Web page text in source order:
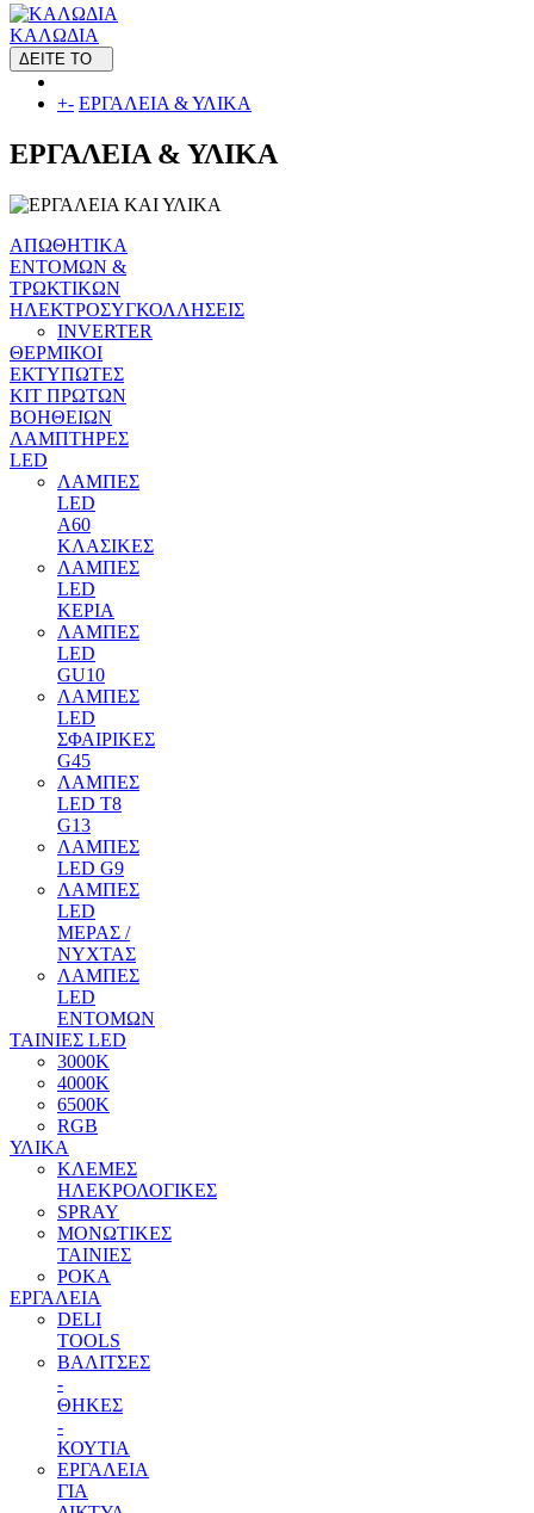
ΚΑΛΩΔΙΑ
ΔΕΙΤΕ ΤΟ
+- ΕΡΓΑΛΕΙΑ & ΥΛΙΚΑ
ΕΡΓΑΛΕΙΑ & ΥΛΙΚΑ
ΑΠΩΘΗΤΙΚΑ
ΕΝΤΟΜΩΝ &
ΤΡΩΚΤΙΚΩΝ
ΗΛΕΚΤΡΟΣΥΓΚΟΛΛΗΣΕΙΣ
INVERTER
ΘΕΡΜΙΚΟΙ
ΕΚΤΥΠΩΤΕΣ
ΚΙΤ ΠΡΩΤΩΝ
ΒΟΗΘΕΙΩΝ
ΛΑΜΠΤΗΡΕΣ
LED
ΛΑΜΠΕΣ
LED
Α60
ΚΛΑΣΙΚΕΣ
ΛΑΜΠΕΣ
LED
ΚΕΡΙΑ
ΛΑΜΠΕΣ
LED
GU10
ΛΑΜΠΕΣ
LED
ΣΦΑΙΡΙΚΕΣ
G45
ΛΑΜΠΕΣ
LED T8
G13
ΛΑΜΠΕΣ
LED G9
ΛΑΜΠΕΣ
LED
ΜΕΡΑΣ /
ΝΥΧΤΑΣ
ΛΑΜΠΕΣ
LED
ΕΝΤΟΜΩΝ
ΤΑΙΝΙΕΣ LED
3000Κ
4000Κ
6500Κ
RGB
ΥΛΙΚΑ
ΚΛΕΜΕΣ
ΗΛΕΚΡΟΛΟΓΙΚΕΣ
SPRAY
ΜΟΝΩΤΙΚΕΣ
ΤΑΙΝΙΕΣ
ΡΟΚΑ
ΕΡΓΑΛΕΙΑ
DELI
TOOLS
ΒΑΛΙΤΣΕΣ
-
ΘΗΚΕΣ
-
ΚΟΥΤΙΑ
ΕΡΓΑΛΕΙΑ
ΓΙΑ